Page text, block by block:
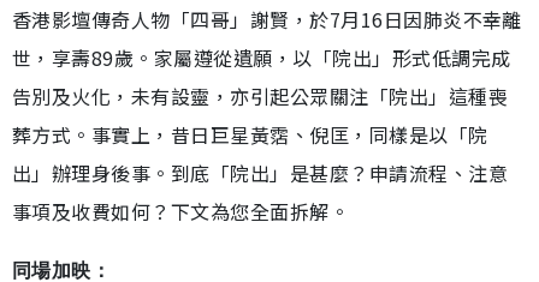
香港影壇傳奇人物「四哥」謝賢，於7月16日因肺炎不幸離
世，享壽89歲。家屬遵從遺願，以「院出」形式低調完成
告別及火化，未有設靈，亦引起公眾關注「院出」這種喪
葬方式。事實上，昔日巨星黃霑、倪匡，同樣是以「院
出」辦理身後事。到底「院出」是甚麼？申請流程、注意
事項及收費如何？下文為您全面拆解。
同場加映：